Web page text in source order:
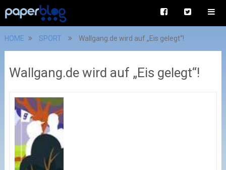
HOME SPORT Wallgang.de wird auf „Eis gelegt“!
Wallgang.de wird auf „Eis gelegt“!